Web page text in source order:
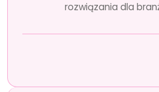
rozwiązania dla